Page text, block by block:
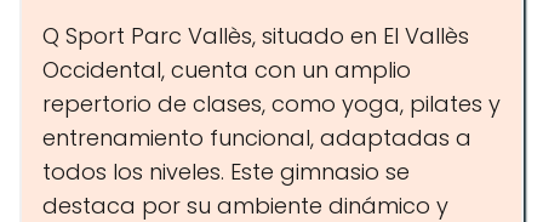
Q Sport Parc Vallès, situado en El Vallès
Occidental, cuenta con un amplio
repertorio de clases, como yoga, pilates y
entrenamiento funcional, adaptadas a
todos los niveles. Este gimnasio se
destaca por su ambiente dinámico y